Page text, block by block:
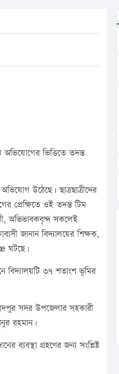
অভিযোগের ভিত্তিতে তদন্ত
উঠেছে। ছাত্রছাত্রীদের
প্রেক্ষিতে ওই তদন্ত টিম
অভিভাবকবৃন্দ সকলেই
জানান বিদ্যালয়ের শিক্ষক,
ঘটছে।
বিদ্যালয়টি ৩৭ শতাংশ ভূমির
সদর উপজেলার সহকারী
রহমান।
ব্যবস্থা গ্রহণের জন্য সংশ্লিষ্ট